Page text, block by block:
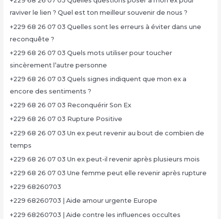
raviver le lien ? Quel est ton meilleur souvenir de nous ?
+229 68 26 07 03 Quelles sont les erreurs à éviter dans une
reconquête ?
+229 68 26 07 03 Quels mots utiliser pour toucher
sincèrement l’autre personne
+229 68 26 07 03 Quels signes indiquent que mon ex a
encore des sentiments ?
+229 68 26 07 03 Reconquérir Son Ex
+229 68 26 07 03 Rupture Positive
+229 68 26 07 03 Un ex peut revenir au bout de combien de
temps
+229 68 26 07 03 Un ex peut-il revenir après plusieurs mois
+229 68 26 07 03 Une femme peut elle revenir après rupture
+229 68260703
+229 68260703 | Aide amour urgente Europe
+229 68260703 | Aide contre les influences occultes